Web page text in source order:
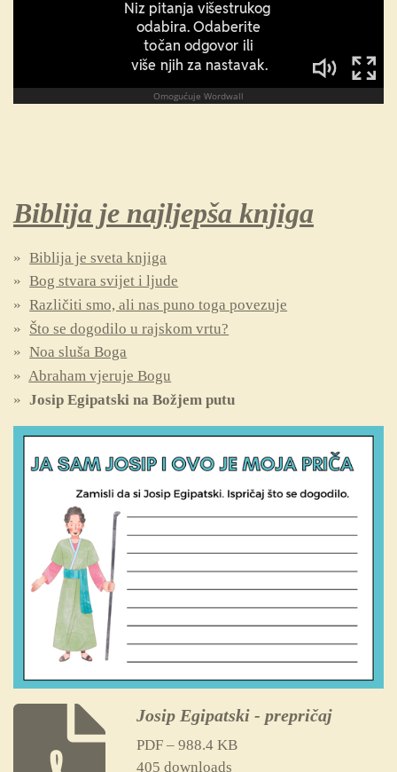
Biblija je najljepša knjiga
Biblija je sveta knjiga
Bog stvara svijet i ljude
Različiti smo, ali nas puno toga povezuje
Što se dogodilo u rajskom vrtu?
Noa sluša Boga
Abraham vjeruje Bogu
Josip Egipatski na Božjem putu
Josip Egipatski - prepričaj
PDF – 988.4 KB
405 downloads